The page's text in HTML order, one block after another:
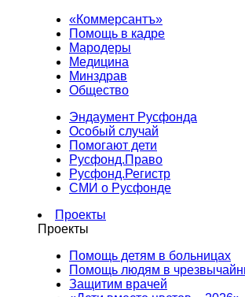
«Коммерсантъ»
Помощь в кадре
Мародеры
Медицина
Минздрав
Общество
Эндаумент Русфонда
Особый случай
Помогают дети
Русфонд.Право
Русфонд.Регистр
СМИ о Русфонде
Проекты
Проекты
Помощь детям в больницах
Помощь людям в
Защитим врачей